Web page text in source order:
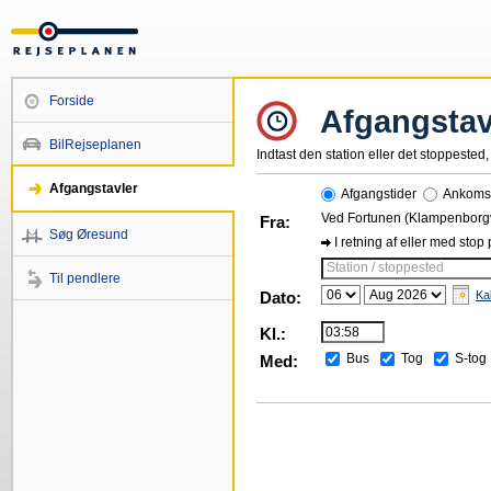
Forside
BilRejseplanen
Afgangstavler
Søg Øresund
Til pendlere
Indtast den station eller det
Afgangstider
Fra:
Ved Fortunen
I retning af eller med stop
Station / stoppested
Dato:
Kl.:
Med:
Bus Tog S-tog